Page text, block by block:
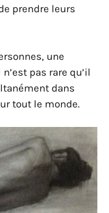
prendre leurs
une
pas rare qu’il
dans
tout le monde.